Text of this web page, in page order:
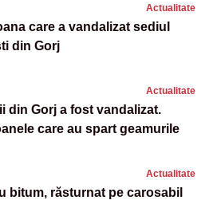
Actualitate
care a vandalizat sediul
din Gorj
Actualitate
din Gorj a fost vandalizat.
care au spart geamurile
Actualitate
bitum, răsturnat pe carosabil